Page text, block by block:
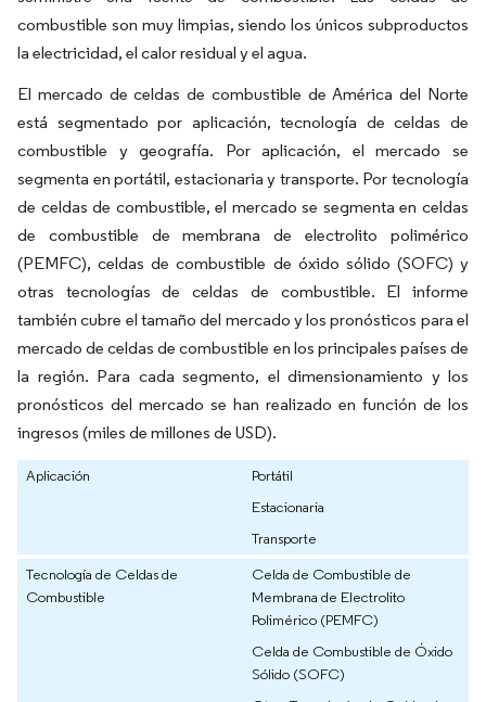
combustible son muy limpias, siendo los únicos subproductos
la electricidad, el calor residual y el agua.
El mercado de celdas de combustible de América del Norte
está segmentado por aplicación, tecnología de celdas de
combustible y geografía. Por aplicación, el mercado se
segmenta en portátil, estacionaria y transporte. Por tecnología
de celdas de combustible, el mercado se segmenta en celdas
de combustible de membrana de electrolito polimérico
(PEMFC), celdas de combustible de óxido sólido (SOFC) y
otras tecnologías de celdas de combustible. El informe
también cubre el tamaño del mercado y los pronósticos para el
mercado de celdas de combustible en los principales países de
la región. Para cada segmento, el dimensionamiento y los
pronósticos del mercado se han realizado en función de los
ingresos (miles de millones de USD).
Aplicación
Portátil
Estacionaria
Transporte
Tecnología de Celdas de
Combustible
Celda de Combustible de
Membrana de Electrolito
Polimérico (PEMFC)
Celda de Combustible de Óxido
Sólido (SOFC)